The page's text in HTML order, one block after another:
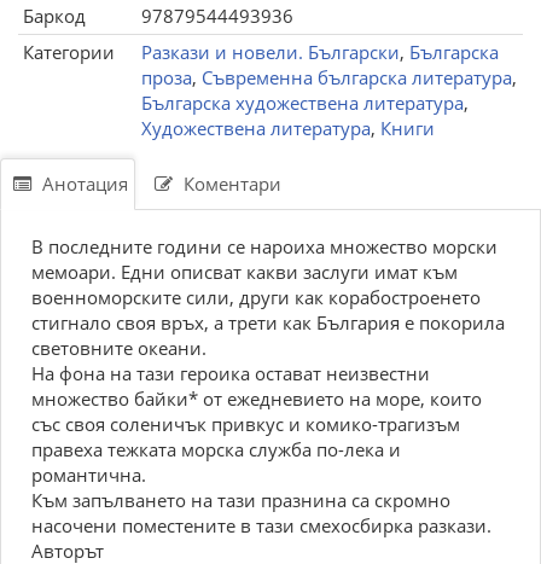
Баркод
97879544493936
Категории
Разкази и новели. Български, Българска
проза, Съвременна българска литература,
Българска художествена литература,
Художествена литература, Книги
Анотация Коментари
В последните години се нароиха множество морски
мемоари. Едни описват какви заслуги имат към
военноморските сили, други как корабостроенето
стигнало своя връх, а трети как България е покорила
световните океани.
На фона на тази героика остават неизвестни
множество байки* от ежедневието на море, които
със своя соленичък привкус и комико-трагизъм
правеха тежката морска служба по-лека и
романтична.
Към запълването на тази празнина са скромно
насочени поместените в тази смехосбирка разкази.
Авторът